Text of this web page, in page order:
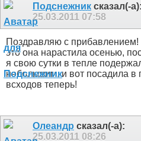
Подснежник сказал(-а):
25.03.2011 07:58
Поздравляю с прибавлением!
это она нарастила осенью,
я свою сутки в тепле
небольшим, и вот посадила в
всходов теперь!
Олеандр сказал(-а):
25.03.2011 08:26